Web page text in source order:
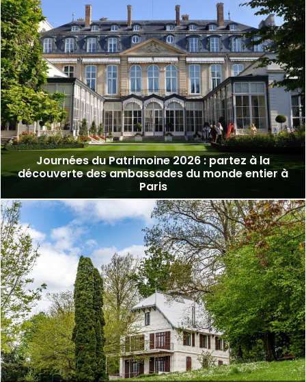
Journées du Patrimoine 2026 : partez à la
découverte des ambassades du monde entier à
Paris